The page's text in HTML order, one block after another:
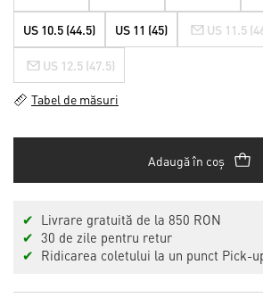
US 10.5 (44.5) US 11 (45) US 11.5
US 12.5 (47.5)
Tabel de măsuri
Adaugă în coș
✔
Livrare gratuită de la 850 RON
✔ 30 de zile pentru retur
✔
Ridicarea coletului la un punct Pick-